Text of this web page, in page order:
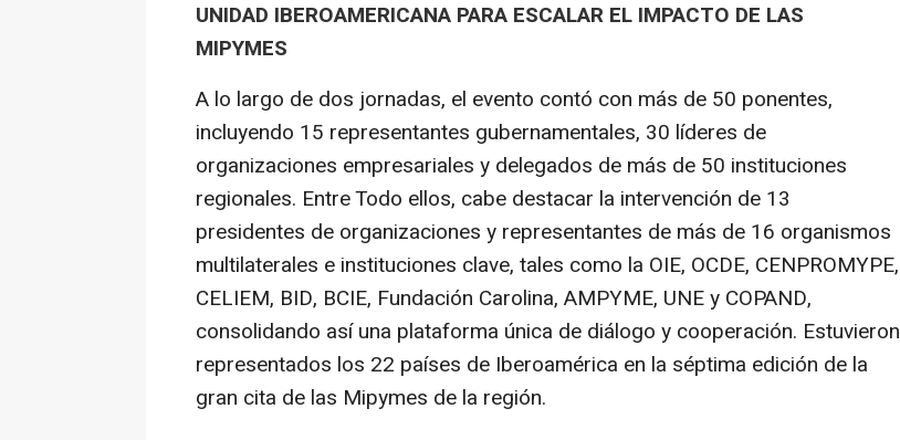
UNIDAD IBEROAMERICANA PARA ESCALAR EL IMPACTO DE LAS
MIPYMES
A lo largo de dos jornadas, el evento contó con más de 50 ponentes,
incluyendo 15 representantes gubernamentales, 30 líderes de
organizaciones empresariales y delegados de más de 50 instituciones
regionales. Entre Todo ellos, cabe destacar la intervención de 13
presidentes de organizaciones y representantes de más de 16 organismos
multilaterales e instituciones clave, tales como la OIE, OCDE, CENPROMYPE,
CELIEM, BID, BCIE, Fundación Carolina, AMPYME, UNE y COPAND,
consolidando así una plataforma única de diálogo y cooperación. Estuvieron
representados los 22 países de Iberoamérica en la séptima edición de la
gran cita de las Mipymes de la región.